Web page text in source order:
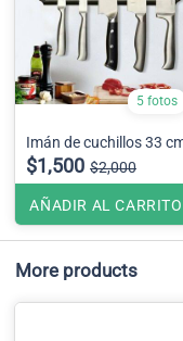
5 fotos
Imán de cuchillos 33
$1,500 $2,000
AÑADIR AL CARRITO
More products